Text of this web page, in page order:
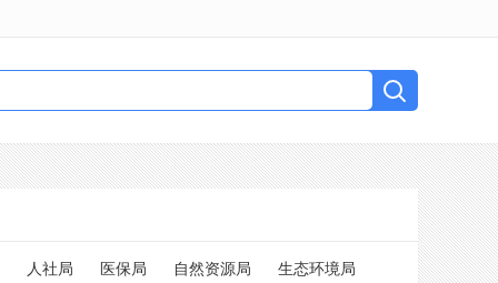
人社局 医保局 自然资源局
生态环境局